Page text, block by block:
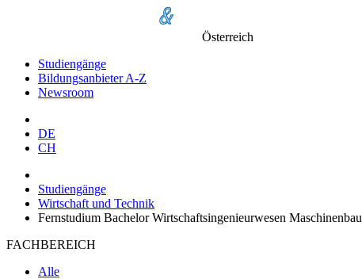
Österreich
Studiengänge
Bildungsanbieter A-Z
Newsroom
DE
CH
Studiengänge
Wirtschaft und Technik
Fernstudium Bachelor Wirtschaftsingenieurwesen Maschinenbau
FACHBEREICH
Alle